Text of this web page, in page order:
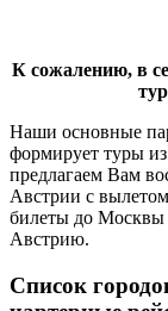
К сожалению, в
Наши основные
формирует туры
предлагаем Вам
Австрии с
билеты до Москвы
Австрию.
Список